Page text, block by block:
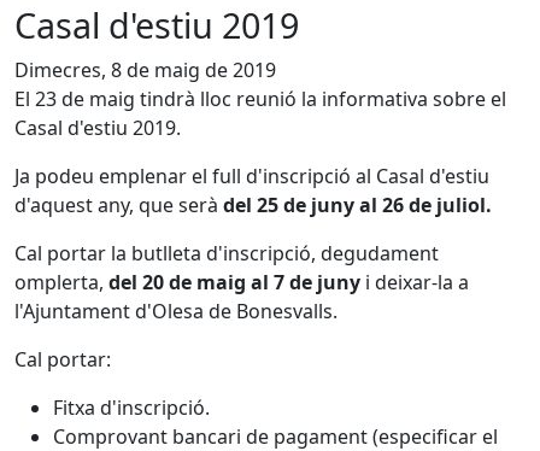
Casal d'estiu 2019
Dimecres, 8 de maig de 2019
El 23 de maig tindrà lloc reunió la informativa sobre el
Casal d'estiu 2019.
Ja podeu emplenar el full d'inscripció al Casal d'estiu
d'aquest any, que serà del 25 de juny al 26 de juliol.
Cal portar la butlleta d'inscripció, degudament
omplerta, del 20 de maig al 7 de juny i deixar-la a
l'Ajuntament d'Olesa de Bonesvalls.
Cal portar:
Fitxa d'inscripció.
Comprovant bancari de pagament (especificar el